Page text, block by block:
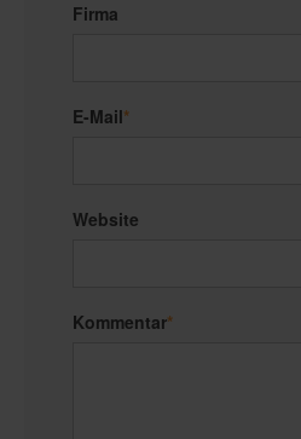
Firma
E-Mail*
Website
Kommentar*